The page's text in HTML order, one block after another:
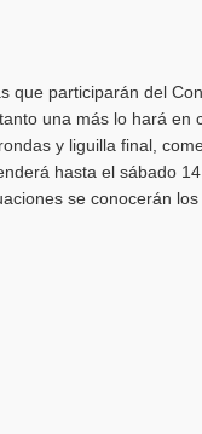
que participarán del
una más lo hará en
y liguilla final,
hasta el sábado
se conocerán